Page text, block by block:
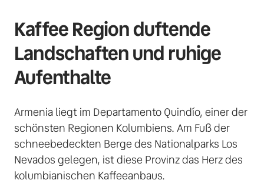
Kaffee Region duftende
Landschaften und ruhige
Aufenthalte
Armenia liegt im Departamento Quindío, einer der
schönsten Regionen Kolumbiens. Am Fuß der
schneebedeckten Berge des Nationalparks Los
Nevados gelegen, ist diese Provinz das Herz des
kolumbianischen Kaffeeanbaus.